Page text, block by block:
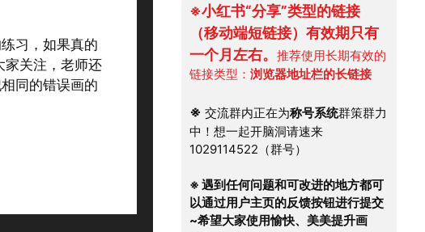
习，如果真的
家关注，老师还
同的错误画的
※小红书“分享”类型的链接
（移动端短链接）有效期只有
一个月左右。 推荐使用长期有效的
链接类型： 浏览器地址栏的长链接
※ 交流群内正在为称号系统群策群力
中！想一起开脑洞请速来
1029114522（群号）
※ 遇到任何问题和可改进的地方都可
以通过用户主页的反馈按钮进行提交
~希望大家使用愉快、美美提升画